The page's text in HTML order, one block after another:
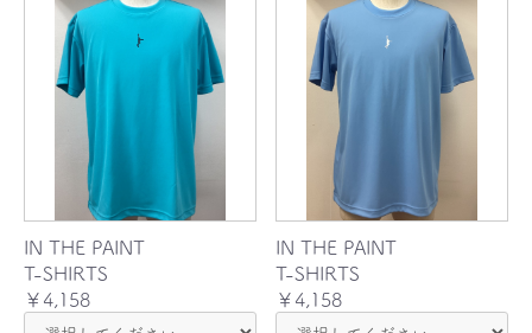
IN THE PAINT
T-SHIRTS
￥4,158
IN THE PAINT
T-SHIRTS
￥4,158